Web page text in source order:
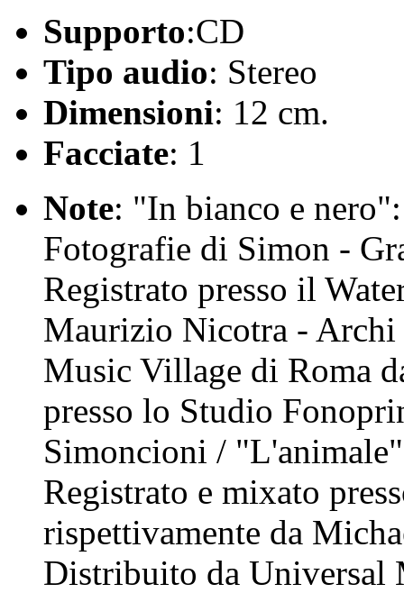
Supporto:CD
Tipo audio: Stereo
Dimensioni: 12 cm.
Facciate: 1
Note: "In bianco e
Fotografie di Simon -
Registrato presso il
Maurizio Nicotra - Archi
Music Village di Roma
presso lo Studio
Simoncioni /
Registrato e mixato
rispettivamente da
Distribuito da